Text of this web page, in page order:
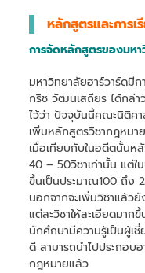
หลักสูตรและการเ
การจัดหลักสูตรของมหา
มหาวิทยาลัยฮาร์วาร์ดมี
กริช วัฒนเสถียร ได้กล่
ไว้ว่า ปัจจุบันนี้คณะนิติศ
เพิ่มหลักสูตรวิชากฎหมา
เมื่อเทียบกับในอดีตนั้นห
40 – 50วิชาเท่านั้น แต่
ขึ้นเป็นประมาณ100 ถึง
นอกจากจะเพิ่มวิชาแล้วยั
แต่ละวิชาให้ละเอียดมา
นักศึกษามีความรู้เป็นผู้เ
ดี สามารถนำไปประกอบ
กฎหมายแล้ว